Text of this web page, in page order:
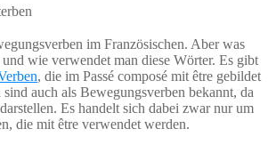
im Französischen. Aber was
wie verwendet man diese Wörter. Es gibt
, die im Passé composé mit être gebildet
auch als Bewegungsverben bekannt, da
Es handelt sich dabei zwar nur um
die mit être verwendet werden.